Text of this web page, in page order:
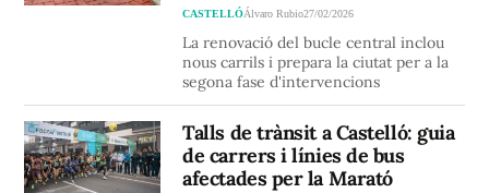
CASTELLÓÁlvaro Rubio27/02/2026
La renovació del bucle central inclou
nous carrils i prepara la ciutat per a la
segona fase d'intervencions
Talls de trànsit a Castelló: guia
de carrers i línies de bus
afectades per la Marató